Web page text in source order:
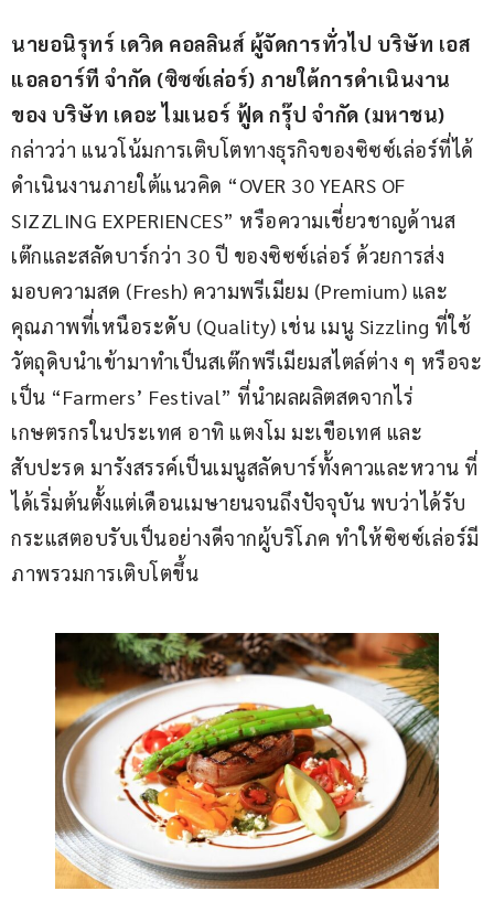
นายอนิรุทร์ เดวิด คอลลินส์ ผู้จัดการทั่วไป บริษัท เอส
แอลอาร์ที จำกัด (ซิซซ์เล่อร์) ภายใต้การดำเนินงาน
ของ บริษัท เดอะ ไมเนอร์ ฟู้ด กรุ๊ป จำกัด (มหาชน)
กล่าวว่า แนวโน้มการเติบโตทางธุรกิจของซิซซ์เล่อร์ที่ได้
ดำเนินงานภายใต้แนวคิด “OVER 30 YEARS OF
SIZZLING EXPERIENCES” หรือความเชี่ยวชาญด้านส
เต๊กและสลัดบาร์กว่า 30 ปี ของซิซซ์เล่อร์ ด้วยการส่ง
มอบความสด (Fresh) ความพรีเมียม (Premium) และ
คุณภาพที่เหนือระดับ (Quality) เช่น เมนู Sizzling ที่ใช้
วัตถุดิบนำเข้ามาทำเป็นสเต๊กพรีเมียมสไตล์ต่าง ๆ หรือจะ
เป็น “Farmers’ Festival” ที่นำผลผลิตสดจากไร่
เกษตรกรในประเทศ อาทิ แตงโม มะเขือเทศ และ
สับปะรด มารังสรรค์เป็นเมนูสลัดบาร์ทั้งคาวและหวาน ที่
ได้เริ่มต้นตั้งแต่เดือนเมษายนจนถึงปัจจุบัน พบว่าได้รับ
กระแสตอบรับเป็นอย่างดีจากผู้บริโภค ทำให้ซิซซ์เล่อร์มี
ภาพรวมการเติบโตขึ้น